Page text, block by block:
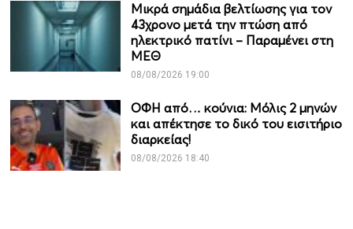
Μικρά σημάδια βελτίωσης για τον
43χρονο μετά την πτώση από
ηλεκτρικό πατίνι – Παραμένει στη
ΜΕΘ
08/08/2026 19:00
ΟΦΗ από… κούνια: Μόλις 2 μηνών
και απέκτησε το δικό του εισιτήριο
διαρκείας!
08/08/2026 18:40